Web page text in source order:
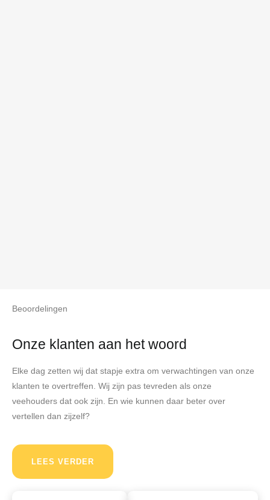
Beoordelingen
Onze klanten aan het woord
Elke dag zetten wij dat stapje extra om verwachtingen van onze
klanten te overtreffen. Wij zijn pas tevreden als onze
veehouders dat ook zijn. En wie kunnen daar beter over
vertellen dan zijzelf?
LEES VERDER